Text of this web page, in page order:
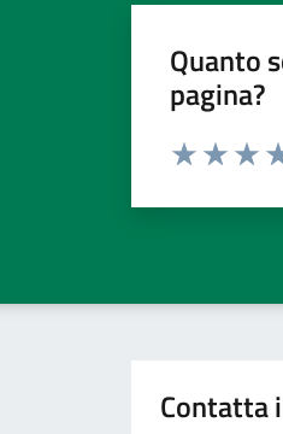
Quanto
pagina?
Valuta da 1 a 5
Contatta